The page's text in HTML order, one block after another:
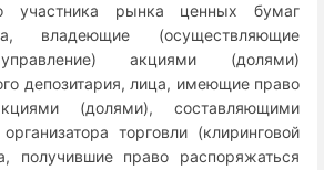
участника рынка ценных бумаг
владеющие (осуществляющие
акциями (долями)
депозитария, лица, имеющие право
(долями), составляющими
торговли (клиринговой
получившие право распоряжаться